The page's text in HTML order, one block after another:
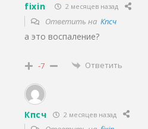
fixin 2 месяцев назад
Ответить на Кпсч
а это воспаление?
-7 Ответить
Кпсч 2 месяцев назад